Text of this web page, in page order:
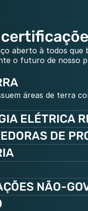
aberto à todos
o futuro de nosso
áreas de terra
ELÉTRICA
DE
NÃO-